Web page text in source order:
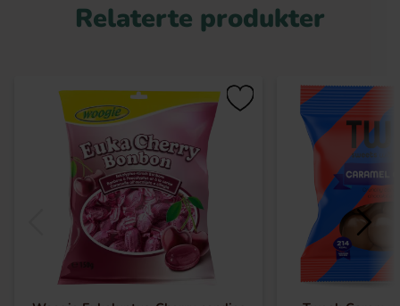
Relaterte produkter